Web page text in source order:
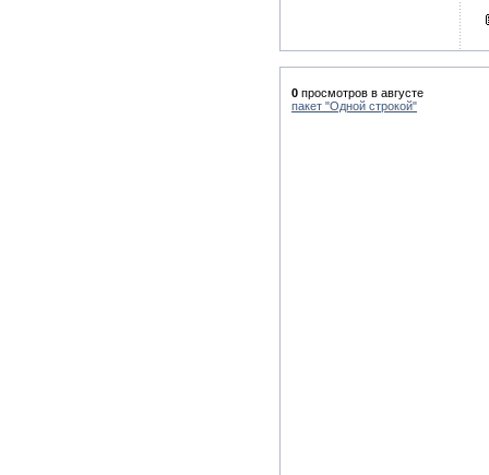
0 просмотров в августе
пакет "Одной строкой"